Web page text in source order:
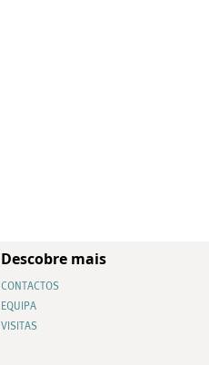
Descobre mais
CONTACTOS
EQUIPA
VISITAS